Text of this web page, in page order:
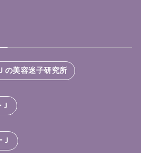
の美容迷子研究所